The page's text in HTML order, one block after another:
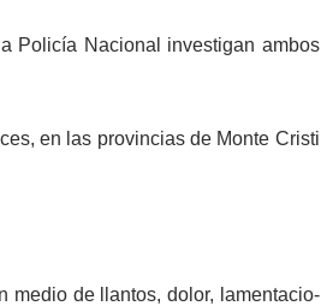
Policía Nacional investigan ambos
en las provincias de Monte Cristi
medio de llantos, dolor, lamentacio­